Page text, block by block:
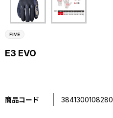
E3 EVO
商品コード 3841300108280